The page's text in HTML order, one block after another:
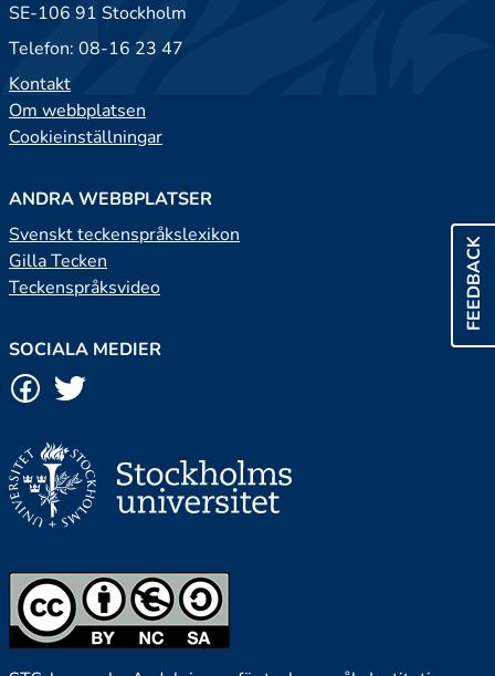
FEEDBACK
SE-106 91 Stockholm
Telefon: 08-16 23 47
Kontakt
Om webbplatsen
Cookieinställningar
ANDRA WEBBPLATSER
Svenskt teckenspråkslexikon
Gilla Tecken
Teckenspråksvideo
SOCIALA MEDIER